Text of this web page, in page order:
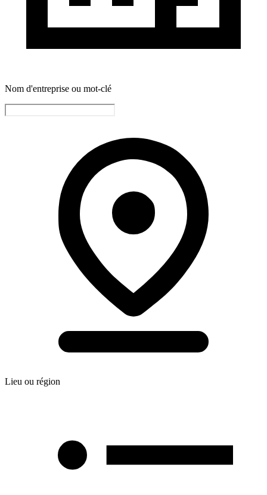
Nom d'entreprise ou mot-clé
Lieu ou région